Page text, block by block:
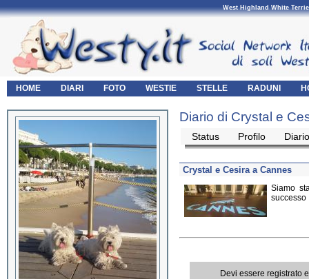
West Highland White
HOME DIARI FOTO WESTIE STELLE RADUNI
Diario di Crystal e
Status Profilo Diario
Crystal e Cesira a Cannes
Siamo
successo
Devi essere registrato